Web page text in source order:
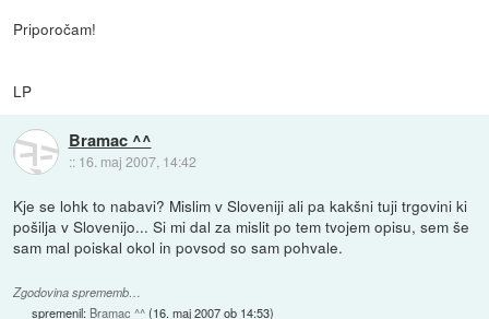
Priporočam!
LP
Bramac ^^
:: 16. maj 2007, 14:42
Kje se lohk to nabavi? Mislim v Sloveniji ali pa kakšni tuji trgovini ki
pošilja v Slovenijo... Si mi dal za mislit po tem tvojem opisu, sem še
sam mal poiskal okol in povsod so sam pohvale.
Zgodovina sprememb…
spremenil: Bramac ^^(16. maj 2007 ob 14:53)